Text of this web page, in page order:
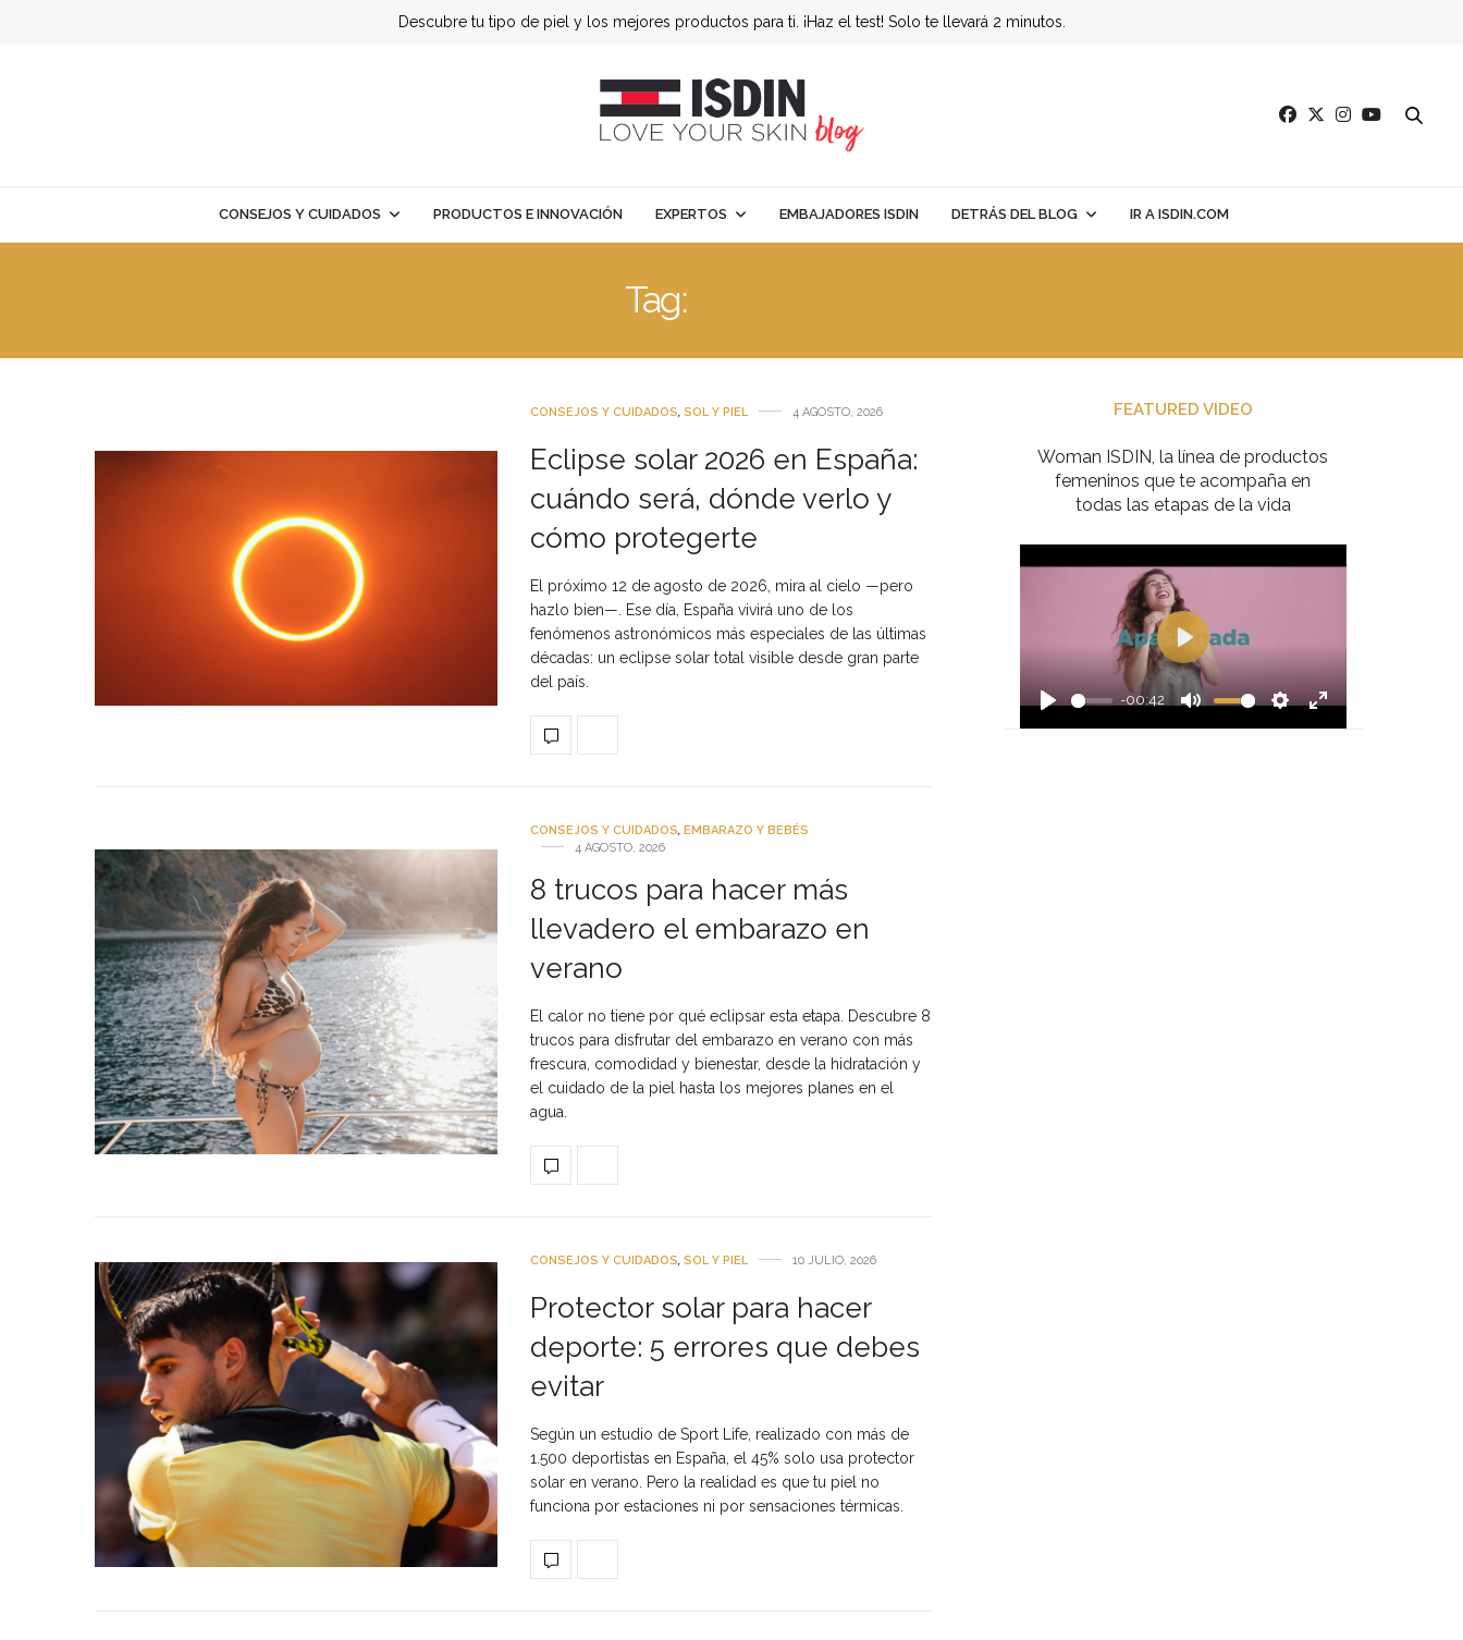
Descubre tu tipo de piel y los mejores productos para ti. ¡Haz el test! Solo te llevará 2 minutos.
CONSEJOS Y CUIDADOS PRODUCTOS E INNOVACIÓN EXPERTOS EMBAJADORES ISDIN DETRÁS DEL BLOG IR A ISDIN.COM
Tag:
CONSEJOS Y CUIDADOS, SOL Y PIEL 4 AGOSTO, 2026
Eclipse solar 2026 en España:
cuándo será, dónde verlo y
cómo protegerte
El próximo 12 de agosto de 2026, mira al cielo —pero
hazlo bien—. Ese día, España vivirá uno de los
fenómenos astronómicos más especiales de las últimas
décadas: un eclipse solar total visible desde gran parte
del país.
CONSEJOS Y CUIDADOS, EMBARAZO Y BEBÉS
4 AGOSTO, 2026
8 trucos para hacer más
llevadero el embarazo en
verano
El calor no tiene por qué eclipsar esta etapa. Descubre 8
trucos para disfrutar del embarazo en verano con más
frescura, comodidad y bienestar, desde la hidratación y
el cuidado de la piel hasta los mejores planes en el
agua.
CONSEJOS Y CUIDADOS, SOL Y PIEL 10 JULIO, 2026
Protector solar para hacer
deporte: 5 errores que debes
evitar
Según un estudio de Sport Life, realizado con más de
1.500 deportistas en España, el 45% solo usa protector
solar en verano. Pero la realidad es que tu piel no
funciona por estaciones ni por sensaciones térmicas.
FEATURED VIDEO
Woman ISDIN, la línea de productos
femeninos que te acompaña en
todas las etapas de la vida
Play
-00:42
Mute Settings
Enter
Play